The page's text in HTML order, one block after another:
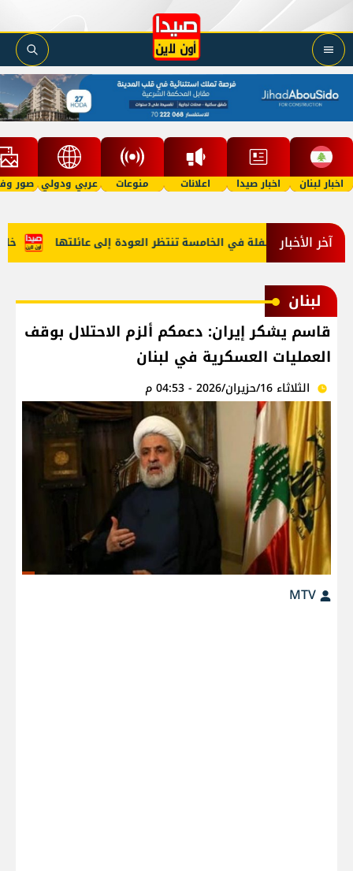
اخبار لبنان اخبار صيدا اعلانات منوعات عربي ودولي صور
آخر الأخبار
"أمل"؟ طفلة في الخامسة تنتظر العودة إلى عائلتها
لبنان
قاسم يشكر إيران: دعمكم ألزم الاحتلال بوقف
العمليات العسكرية في لبنان
الثلاثاء 16/حزيران/2026 - 04:53 م